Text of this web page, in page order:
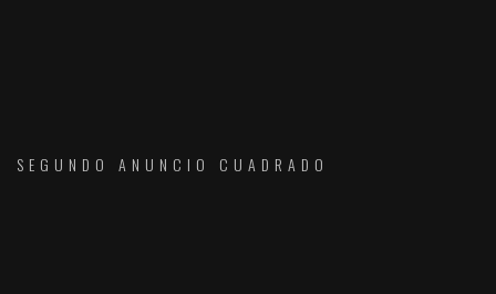
SEGUNDO ANUNCIO CUADRADO